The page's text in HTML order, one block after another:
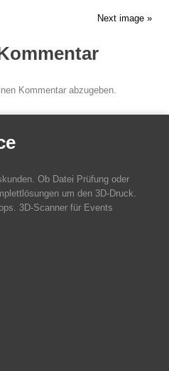
Next image »
Kommentar abzugeben.
Ob Datei Prüfung oder
um den 3D-Druck.
3D-Scanner für Events